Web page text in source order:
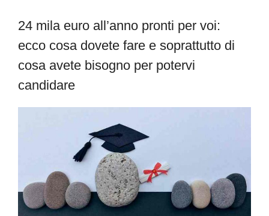
24 mila euro all’anno pronti per voi:
ecco cosa dovete fare e soprattutto di
cosa avete bisogno per potervi
candidare